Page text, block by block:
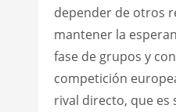
depender de otros
mantener la
fase de grupos y
competición
rival directo, que es